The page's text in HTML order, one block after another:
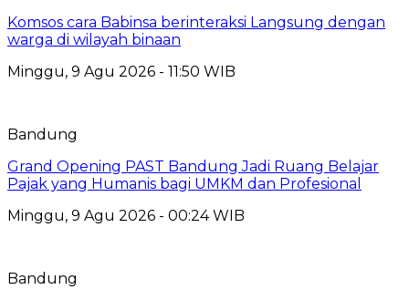
Komsos cara Babinsa berinteraksi Langsung dengan
warga di wilayah binaan
Minggu, 9 Agu 2026 - 11:50 WIB
Bandung
Grand Opening PAST Bandung Jadi Ruang Belajar
Pajak yang Humanis bagi UMKM dan Profesional
Minggu, 9 Agu 2026 - 00:24 WIB
Bandung